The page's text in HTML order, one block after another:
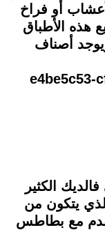
أو فراخ
الأطباق
أصناف
الكثير
يتكون من
مع بطاطس